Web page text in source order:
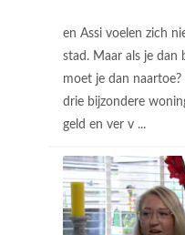
en Assi voelen zich
stad. Maar als je dan
moet je dan
drie bijzondere
geld en ver v ...